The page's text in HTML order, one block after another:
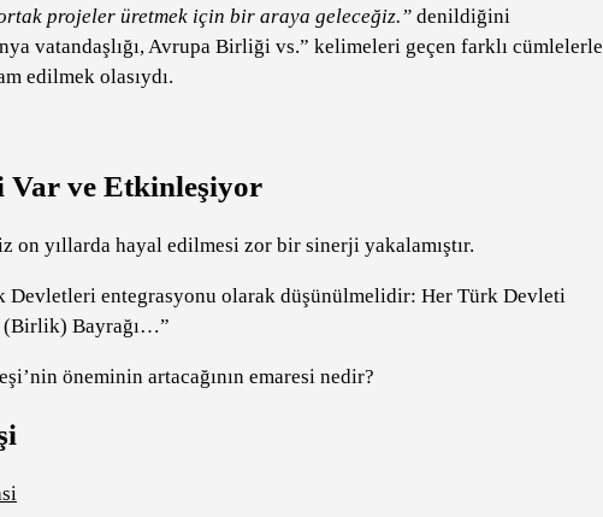
projeler üretmek için bir araya geleceğiz.” denildiğini
vatandaşlığı, Avrupa Birliği vs.” kelimeleri geçen farklı cümlelerle
edilmek olasıydı.
Var ve Etkinleşiyor
on yıllarda hayal edilmesi zor bir sinerji yakalamıştır.
entegrasyonu olarak düşünülmelidir: Her Türk Devleti
(Birlik) Bayrağı…”
öneminin artacağının emaresi nedir?